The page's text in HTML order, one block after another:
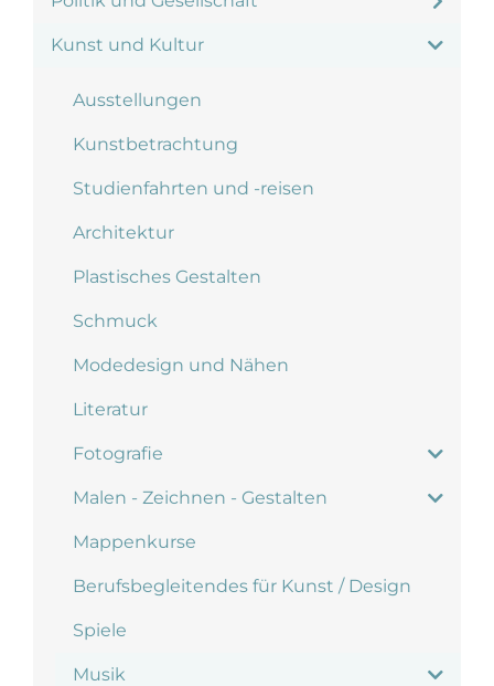
Kunst und Kultur
Ausstellungen
Kunstbetrachtung
Studienfahrten und -reisen
Architektur
Plastisches Gestalten
Schmuck
Modedesign und Nähen
Literatur
Fotografie
Malen - Zeichnen - Gestalten
Mappenkurse
Berufsbegleitendes für Kunst / Design
Spiele
Musik